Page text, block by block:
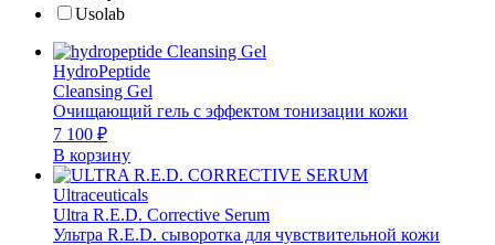
Usolab
HydroPeptide
Cleansing Gel
Очищающий гель с эффектом тонизации кожи
7 100 ₽
В корзину
Ultraceuticals
Ultra R.E.D. Corrective Serum
Ультра R.E.D. сыворотка для чувствительной кожи